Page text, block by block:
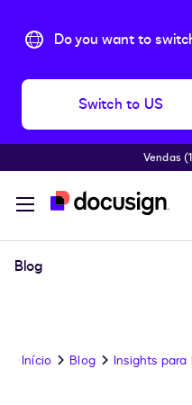
Do you want to
Switch to US
Pular para o conteúdoVendas
Blog
Início Blog Insights para